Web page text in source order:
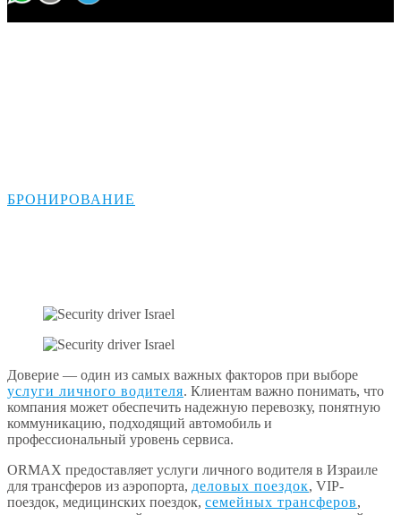
БРОНИРОВАНИЕ
Доверие — один из самых важных факторов при выборе
услуги личного водителя. Клиентам важно понимать, что
компания может обеспечить надежную перевозку, понятную
коммуникацию, подходящий автомобиль и
профессиональный уровень сервиса.
ORMAX предоставляет услуги личного водителя в Израиле
для трансферов из аэропорта, деловых поездок, VIP-
поездок, медицинских поездок, семейных трансферов,